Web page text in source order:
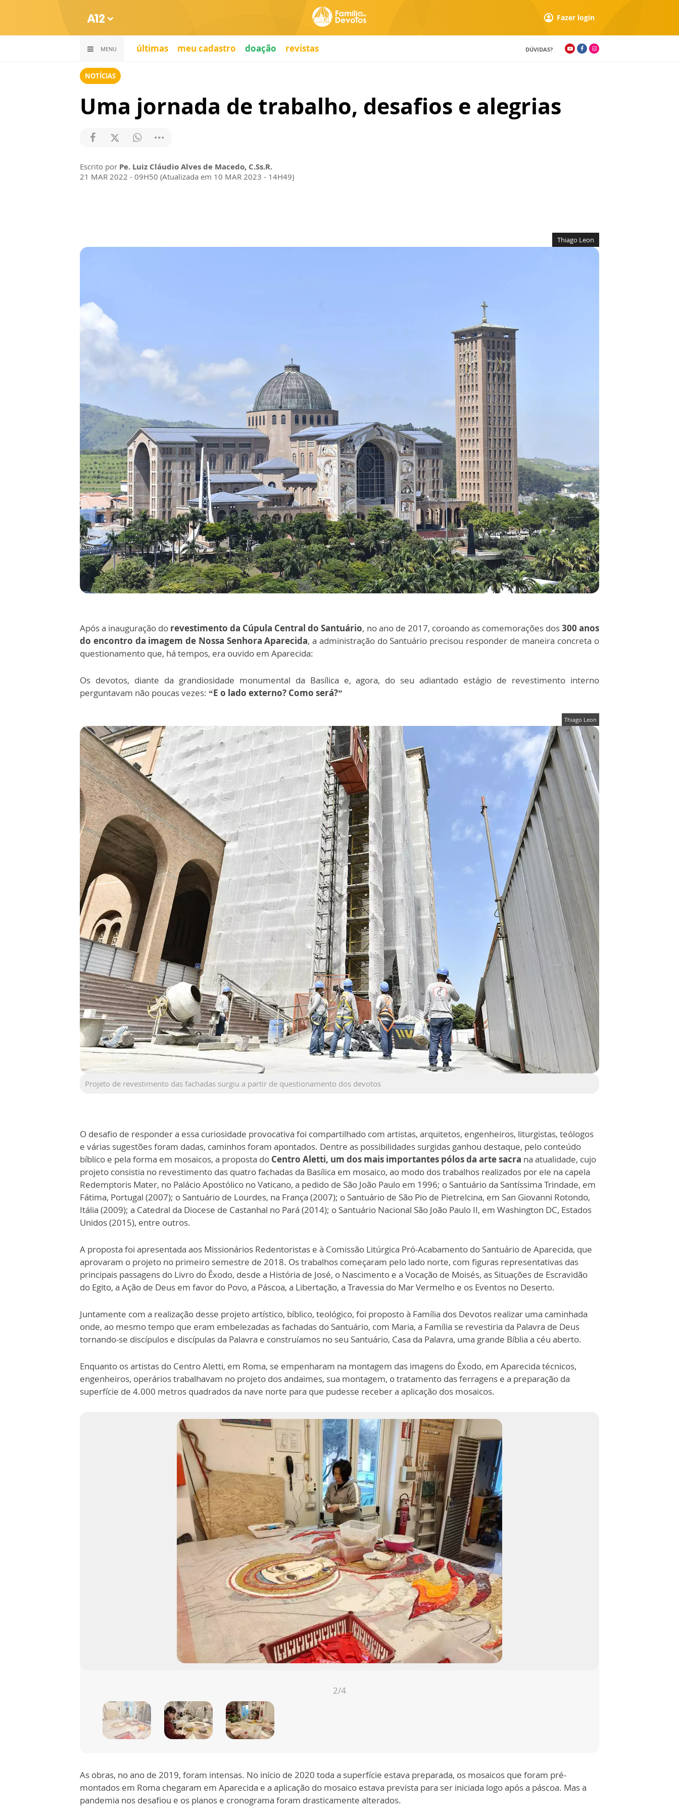
Fazer login
MENU últimas meu cadastro doação revistas DÚVIDAS?
NOTÍCIAS
Uma jornada de trabalho, desafios e alegrias
Escrito por Pe. Luiz Cláudio Alves de Macedo, C.Ss.R.
21 MAR 2022 - 09H50 (Atualizada em 10 MAR 2023 - 14H49)
Thiago Leon
Após a inauguração do revestimento da Cúpula Central do Santuário, no ano de 2017, coroando as comemorações dos300 anos
do encontro da imagem de Nossa Senhora Aparecida, a administração do Santuário precisou responder de maneira concreta o
questionamento que, há tempos, era ouvido em Aparecida:
Os devotos, diante da grandiosidade monumental da Basílica e, agora, do seu adiantado estágio de revestimento interno
perguntavam não poucas vezes: “E o lado externo? Como será?”
Thiago Leon
Projeto de revestimento das fachadas surgiu a partir de questionamento dos devotos
O desafio de responder a essa curiosidade provocativa foi compartilhado com artistas, arquitetos, engenheiros, liturgistas, teólogos
e várias sugestões foram dadas, caminhos foram apontados. Dentre as possibilidades surgidas ganhou destaque, pelo conteúdo
bíblico e pela forma em mosaicos, a proposta do Centro Aletti, um dos mais importantes pólos da arte sacra na atualidade, cujo
projeto consistia no revestimento das quatro fachadas da Basílica em mosaico, ao modo dos trabalhos realizados por ele na capela
Redemptoris Mater, no Palácio Apostólico no Vaticano, a pedido de São João Paulo em 1996; o Santuário da Santíssima Trindade, em
Fátima, Portugal (2007); o Santuário de Lourdes, na França (2007); o Santuário de São Pio de Pietrelcina, em San Giovanni Rotondo,
Itália (2009); a Catedral da Diocese de Castanhal no Pará (2014); o Santuário Nacional São João Paulo II, em Washington DC, Estados
Unidos (2015), entre outros.
A proposta foi apresentada aos Missionários Redentoristas e à Comissão Litúrgica Pró-Acabamento do Santuário de Aparecida, que
aprovaram o projeto no primeiro semestre de 2018. Os trabalhos começaram pelo lado norte, com figuras representativas das
principais passagens do Livro do Êxodo, desde a História de José, o Nascimento e a Vocação de Moisés, as Situações de Escravidão
do Egito, a Ação de Deus em favor do Povo, a Páscoa, a Libertação, a Travessia do Mar Vermelho e os Eventos no Deserto.
Juntamente com a realização desse projeto artístico, bíblico, teológico, foi proposto à Família dos Devotos realizar uma caminhada
onde, ao mesmo tempo que eram embelezadas as fachadas do Santuário, com Maria, a Família se revestiria da Palavra de Deus
tornando-se discípulos e discípulas da Palavra e construíamos no seu Santuário, Casa da Palavra, uma grande Bíblia a céu aberto.
Enquanto os artistas do Centro Aletti, em Roma, se empenharam na montagem das imagens do Êxodo, em Aparecida técnicos,
engenheiros, operários trabalhavam no projeto dos andaimes, sua montagem, o tratamento das ferragens e a preparação da
superfície de 4.000 metros quadrados da nave norte para que pudesse receber a aplicação dos mosaicos.
Em Roma, na Itália, Pe. Rupnik e os d... mais
2/4
As obras, no ano de 2019, foram intensas. No início de 2020 toda a superfície estava preparada, os mosaicos que foram pré-
montados em Roma chegaram em Aparecida e a aplicação do mosaico estava prevista para ser iniciada logo após a páscoa. Mas a
pandemia nos desafiou e os planos e cronograma foram drasticamente alterados.